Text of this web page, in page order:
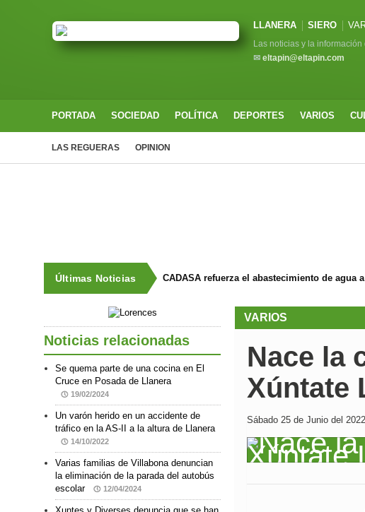
LLANERA SIERO
Las noticias y la
✉ eltapin@eltapin.com
PORTADA SOCIEDAD POLÍTICA DEPORTES VARIOS
LAS REGUERAS OPINION
Últimas Noticias CADASA refuerza el abastecimiento de
VARIOS
Nace la
Xúntate
Sábado 25 de Junio del
Noticias relacionadas
Se quema parte de una cocina en El
Cruce en Posada de Llanera
19/02/2024
Un varón herido en un accidente de
tráfico en la AS-II a la altura de Llanera
14/10/2022
Varias familias de Villabona denuncian
la eliminación de la parada del autobús
escolar
12/04/2024